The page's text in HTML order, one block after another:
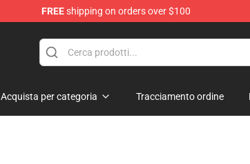
FREEshipping on orders over $100
Acquista per categoria Tracciamento ordine